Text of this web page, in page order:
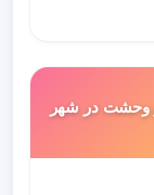
وحشت در شهر